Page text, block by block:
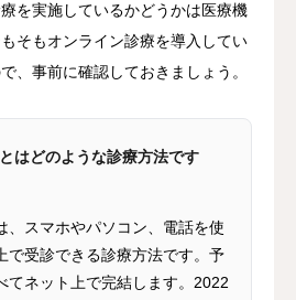
を実施しているかどうかは医療機
そもオンライン診療を導入してい
、事前に確認しておきましょう。
はどのような診療方法です
、スマホやパソコン、電話を使
で受診できる診療方法です。予
てネット上で完結します。2022